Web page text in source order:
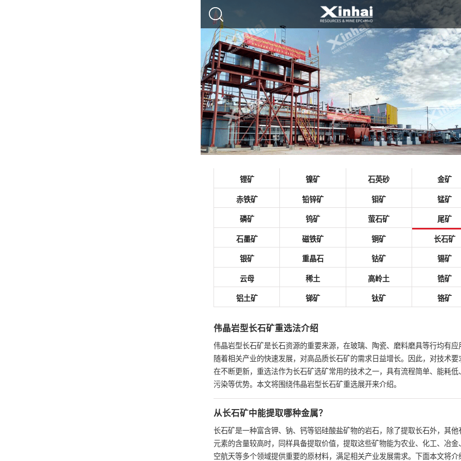
锂矿 镍矿 石英砂
金矿
赤铁矿
铅锌矿 钼矿
锰矿
磷矿
钨矿 萤石矿
尾矿
石墨矿
磁铁矿 铜矿
长石矿
银矿
重晶石 钴矿
锡矿
云母
稀土 高岭土
锆矿
铝土矿
锑矿 钛矿 铬矿
伟晶岩型长石矿重选法介绍
伟晶岩型长石矿是长石资源的重要来源，在玻璃、陶瓷、磨料磨具等行均有应
随着相关产业的快速发展，对高品质长石矿的需求日益增长。因此，对技术要
在不断更新，重选法作为长石矿选矿常用的技术之一，具有流程简单、能耗低
污染等优势。本文将围绕伟晶岩型长石矿重选展开来介绍。
从长石矿中能提取哪种金属？
长石矿是一种富含钾、钠、钙等铝硅酸盐矿物的岩石，除了提取长石外，其他
元素的含量较高时，同样具备提取价值，提取这些矿物能为农业、化工、冶金
空航天等多个领域提供重要的原材料，满足相关产业发展需求。下面本文将介